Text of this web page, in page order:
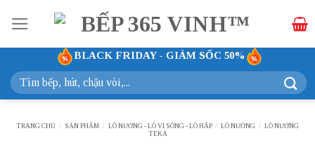
qua
nội
dung
BLACK FRIDAY - GIẢM SỐC 50%
Tìm
kiếm:
TRANG CHỦ / SẢN PHẨM / LÒ NƯỚNG - LÒ VI SÓNG - LÒ HẤP / LÒ NƯỚNG / LÒ NƯỚNG
TEKA